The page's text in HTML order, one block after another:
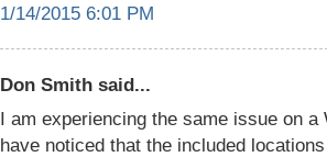
1/14/2015 6:01 PM
Don Smith said...
I am experiencing the same issue on
have noticed that the included